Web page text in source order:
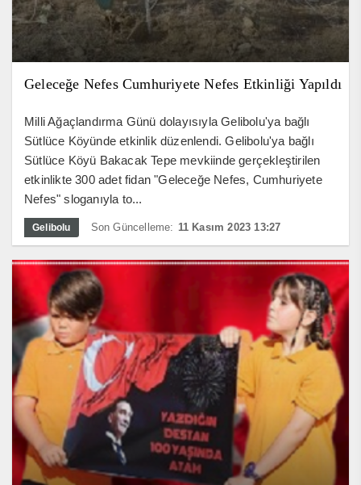
Geleceğe Nefes Cumhuriyete Nefes Etkinliği Yapıldı
Milli Ağaçlandırma Günü dolayısıyla Gelibolu'ya bağlı
Sütlüce Köyünde etkinlik düzenlendi. Gelibolu'ya bağlı
Sütlüce Köyü Bakacak Tepe mevkiinde gerçekleştirilen
etkinlikte 300 adet fidan "Geleceğe Nefes, Cumhuriyete
Nefes" sloganıyla to...
Gelibolu Son Güncelleme: 11 Kasım 2023 13:27